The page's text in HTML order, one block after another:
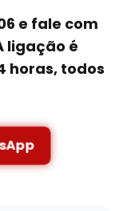
e fale com
ligação é
horas, todos